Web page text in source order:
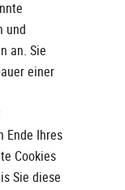
und
an. Sie
einer
Ende Ihres
Cookies
Sie diese